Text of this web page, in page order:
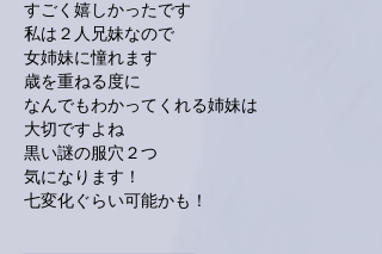
すごく嬉しかったです
私は２人兄妹なので
女姉妹に憧れます
歳を重ねる度に
なんでもわかってくれる姉妹は
大切ですよね
黒い謎の服穴２つ
気になります！
七変化ぐらい可能かも！